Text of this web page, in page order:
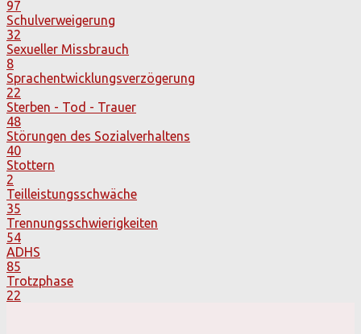
97
Schulverweigerung
32
Sexueller Missbrauch
8
Sprachentwicklungsverzögerung
22
Sterben - Tod - Trauer
48
Störungen des Sozialverhaltens
40
Stottern
2
Teilleistungsschwäche
35
Trennungsschwierigkeiten
54
ADHS
85
Trotzphase
22